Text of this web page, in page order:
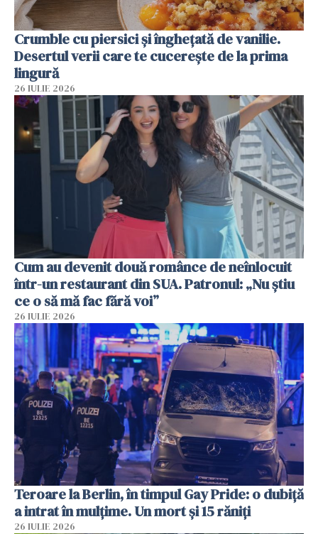
Crumble cu piersici și înghețată de vanilie.
Desertul verii care te cucerește de la prima
lingură
26 IULIE 2026
Cum au devenit două românce de neînlocuit
într-un restaurant din SUA. Patronul: „Nu știu
ce o să mă fac fără voi”
26 IULIE 2026
Teroare la Berlin, în timpul Gay Pride: o dubiță
a intrat în mulțime. Un mort și 15 răniți
26 IULIE 2026